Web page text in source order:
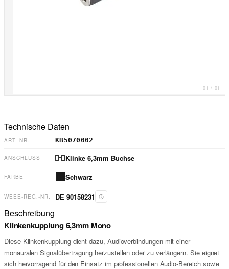
01 / 01
Technische Daten
ART.-NR. KB5070002
ANSCHLUSS Klinke 6,3mm Buchse
FARBE Schwarz
WEEE-REG.-NR. DE 90158231
Beschreibung
Klinkenkupplung 6,3mm Mono
Diese Klinkenkupplung dient dazu, Audioverbindungen mit einer
monauralen Signalübertragung herzustellen oder zu verlängern. Sie eignet
sich hervorragend für den Einsatz im professionellen Audio-Bereich sowie